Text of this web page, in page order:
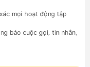
mọi hoạt động tập
báo cuộc gọi, tin nhắn,